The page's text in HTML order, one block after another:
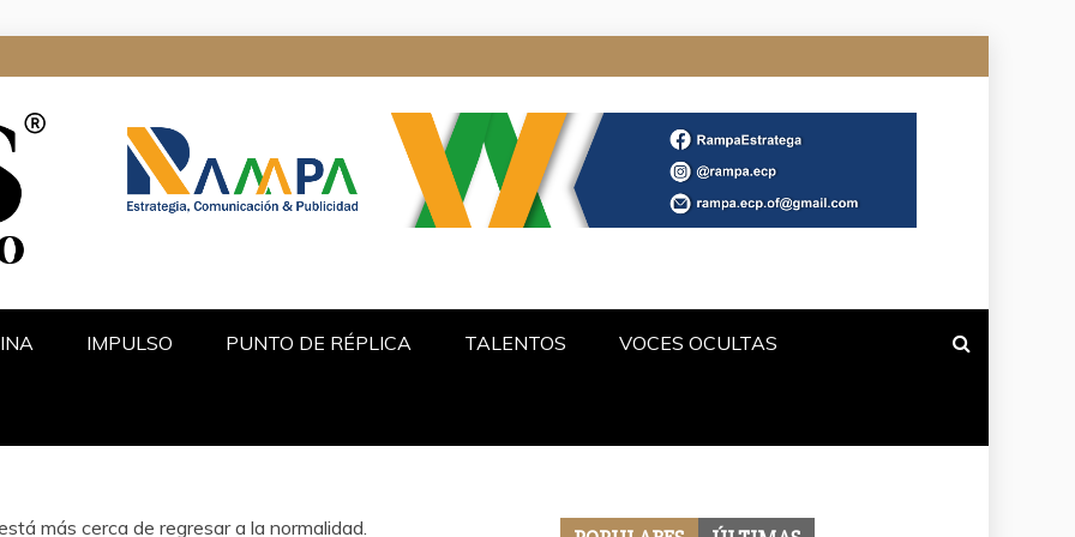
IMPULSO PUNTO DE RÉPLICA TALENTOS VOCES OCULTAS
más cerca de regresar a la normalidad.